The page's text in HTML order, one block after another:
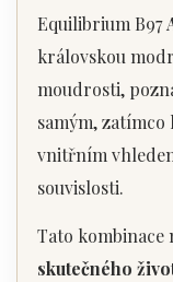
Equilibrium B97
královskou
moudrosti,
samým,
vnitřním
souvislosti.
Tato kombinace
skutečného